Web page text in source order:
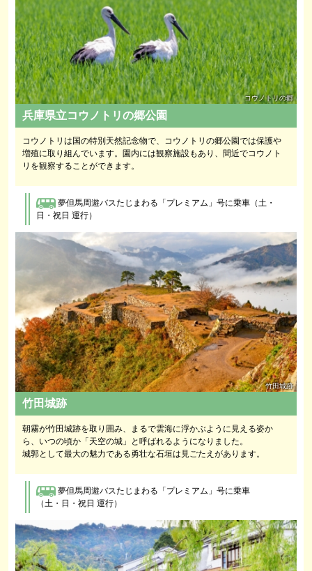
コウノトリの郷
兵庫県立コウノトリの郷公園
コウノトリは国の特別天然記念物で、コウノトリの郷公園では保護や
増殖に取り組んでいます。園内には観察施設もあり、間近でコウノト
リを観察することができます。
夢但馬周遊バスたじまわる「プレミアム」号に乗車 （土・
日・祝日 運行）
竹田城跡
竹田城跡
朝霧が竹田城跡を取り囲み、まるで雲海に浮かぶように見える姿か
ら、いつの頃か「天空の城」と呼ばれるようになりました。
城郭として最大の魅力である勇壮な石垣は見ごたえがあります。
夢但馬周遊バスたじまわる「プレミアム」号に乗車
（土・日・祝日 運行）